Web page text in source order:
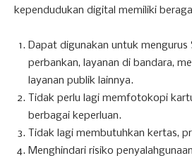
kependudukan digital memiliki
Dapat digunakan untuk mengurus
perbankan, layanan di bandara,
layanan publik lainnya.
Tidak perlu lagi memfotokopi
berbagai keperluan.
Tidak lagi membutuhkan kertas,
Menghindari risiko